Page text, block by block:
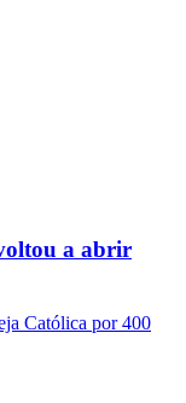
a abrir
Católica por 400